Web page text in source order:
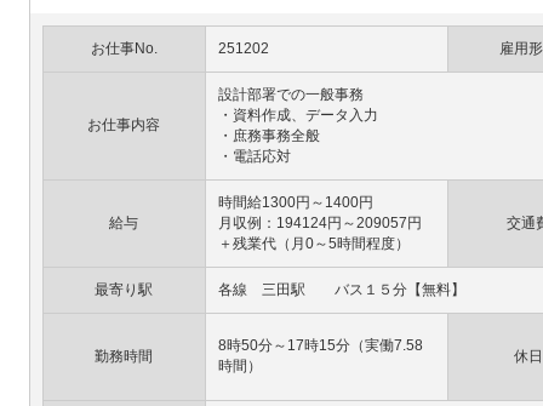
お仕事No. 251202 雇用
お仕事内容
設計部署での一般事務
・資料作成、データ入力
・庶務事務全般
・電話応対
給与
時間給1300円～1400円
月収例：194124円～209057円
＋残業代（月0～5時間程度）
交通
最寄り駅 各線 三田駅 バス１５分【無料】
勤務時間
8時50分～17時15分（実働7.58
時間）
休日